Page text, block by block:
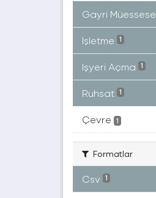
Gayri Müessese
Işletme 1
Işyeri Açma 1
Ruhsat 1
Çevre 1
Formatlar
Csv 1